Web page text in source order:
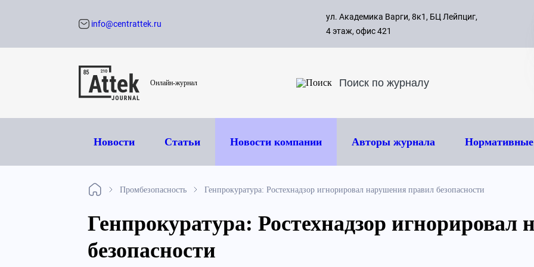
с 09:00
8 495
info@centrattek.ru
ул. Академика Варги, 8к1, БЦ Лейпциг,
4 этаж, офис 421
Онлайн-журнал
Новости Статьи Новости компании Авторы журнала
Промбезопасность Генпрокуратура: Ростехнадзор игнорировал нарушения правил безопасности
Генпрокуратура: Ростехнадзор
безопасности